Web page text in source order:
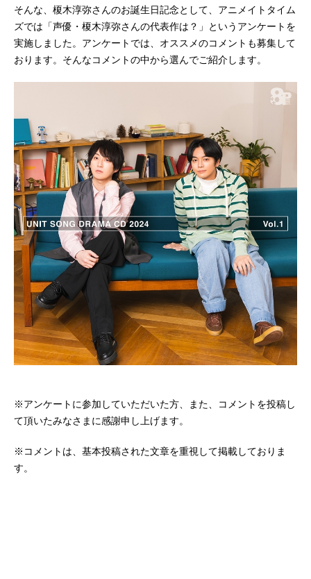
そんな、榎木淳弥さんのお誕生日記念として、アニメイトタイム
ズでは「声優・榎木淳弥さんの代表作は？」というアンケートを
実施しました。アンケートでは、オススメのコメントも募集して
おります。そんなコメントの中から選んでご紹介します。
※アンケートに参加していただいた方、また、コメントを投稿し
て頂いたみなさまに感謝申し上げます。
※コメントは、基本投稿された文章を重視して掲載しておりま
す。